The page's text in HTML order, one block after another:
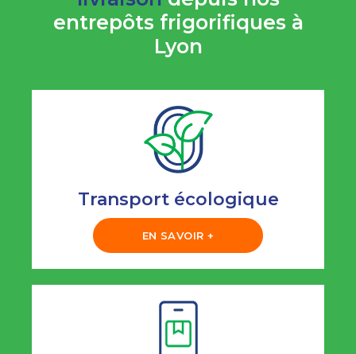
entrepôts frigorifiques à
Lyon
Transport écologique
EN SAVOIR +